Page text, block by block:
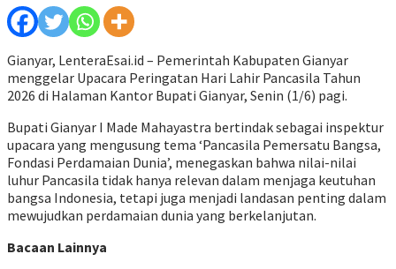
Gianyar, LenteraEsai.id – Pemerintah Kabupaten Gianyar
menggelar Upacara Peringatan Hari Lahir Pancasila Tahun
2026 di Halaman Kantor Bupati Gianyar, Senin (1/6) pagi.
Bupati Gianyar I Made Mahayastra bertindak sebagai inspektur
upacara yang mengusung tema ‘Pancasila Pemersatu Bangsa,
Fondasi Perdamaian Dunia’, menegaskan bahwa nilai-nilai
luhur Pancasila tidak hanya relevan dalam menjaga keutuhan
bangsa Indonesia, tetapi juga menjadi landasan penting dalam
mewujudkan perdamaian dunia yang berkelanjutan.
Bacaan Lainnya